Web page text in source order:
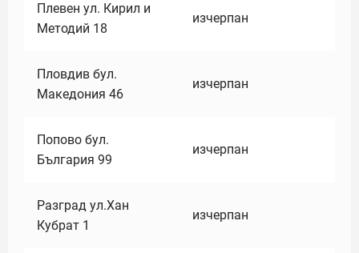
Плевен ул. Кирил и
Методий 18
изчерпан
Пловдив бул.
Македония 46
изчерпан
Попово бул.
България 99
изчерпан
Разград ул.Хан
Кубрат 1
изчерпан